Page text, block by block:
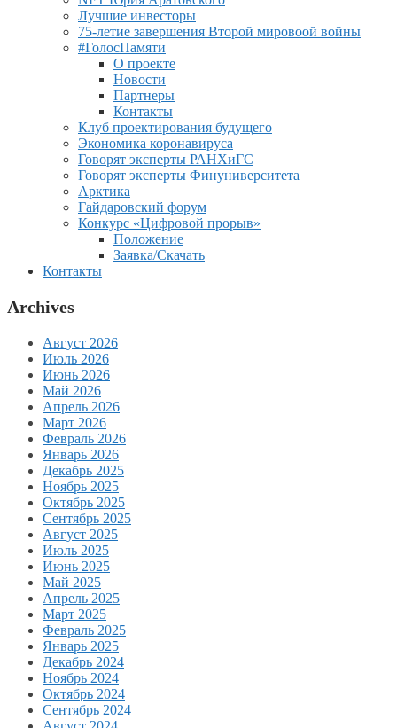
Лучшие инвесторы
75-летие завершения Второй мировоой войны
#ГолосПамяти
О проекте
Новости
Партнеры
Контакты
Клуб проектирования будущего
Экономика коронавируса
Говорят эксперты РАНХиГС
Говорят эксперты Финуниверситета
Арктика
Гайдаровский форум
Конкурс «Цифровой прорыв»
Положение
Заявка/Скачать
Контакты
Archives
Август 2026
Июль 2026
Июнь 2026
Май 2026
Апрель 2026
Март 2026
Февраль 2026
Январь 2026
Декабрь 2025
Ноябрь 2025
Октябрь 2025
Сентябрь 2025
Август 2025
Июль 2025
Июнь 2025
Май 2025
Апрель 2025
Март 2025
Февраль 2025
Январь 2025
Декабрь 2024
Ноябрь 2024
Октябрь 2024
Сентябрь 2024